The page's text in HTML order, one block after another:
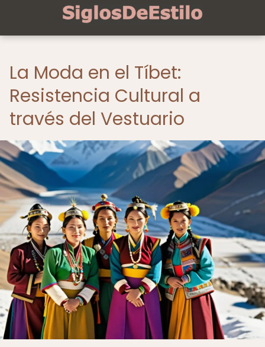
La Moda en el Tíbet:
Resistencia Cultural a
través del Vestuario